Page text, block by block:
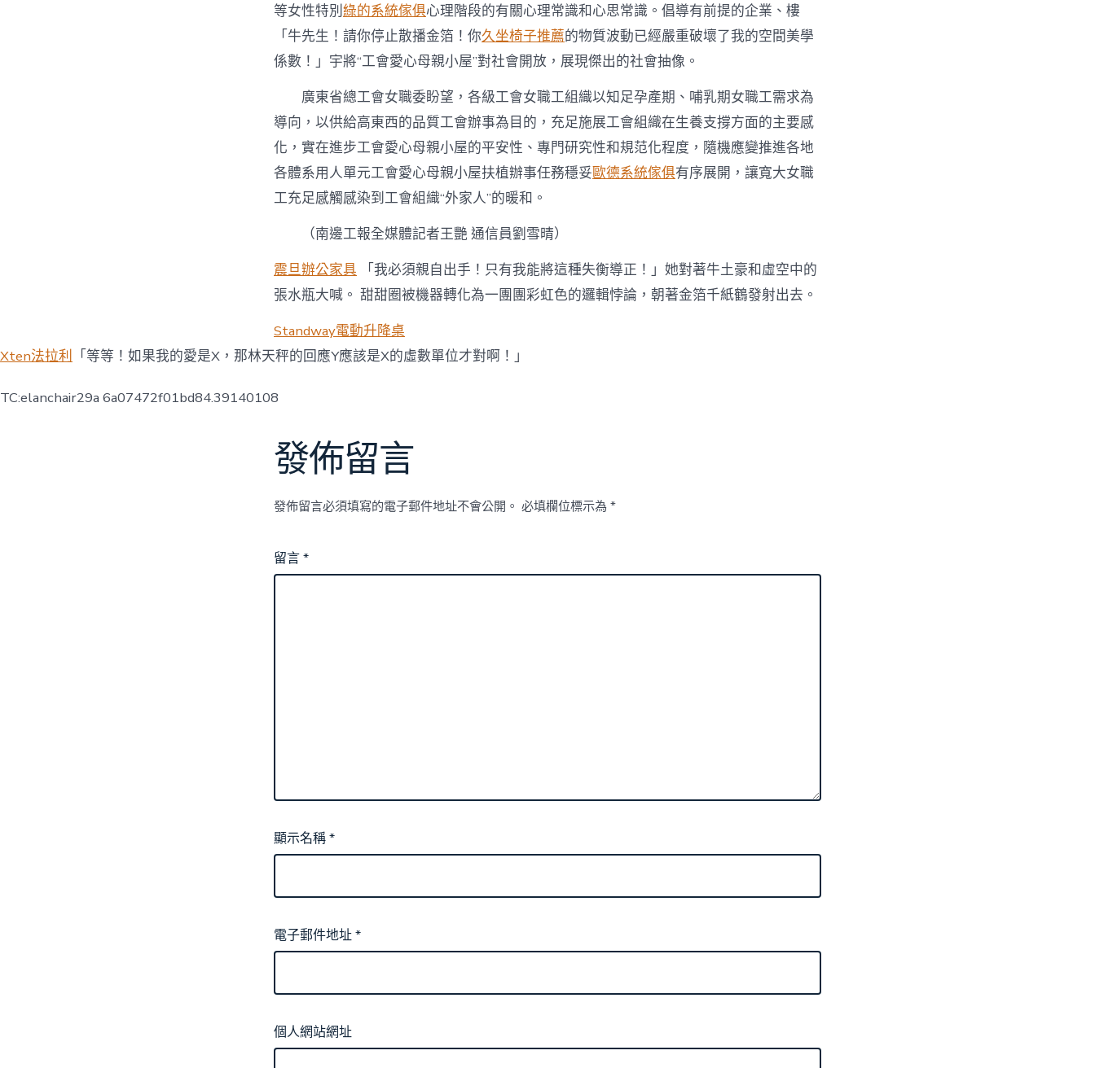
等女性特別綠的系統傢俱心理階段的有關心理常識和心思常識。倡導有前提的企業、樓
「牛先生！請你停止散播金箔！你久坐椅子推薦的物質波動已經嚴重破壞了我的空間美學
係數！」宇將“工會愛心母親小屋”對社會開放，展現傑出的社會抽像。
廣東省總工會女職委盼望，各級工會女職工組織以知足孕產期、哺乳期女職工需求為
導向，以供給高東西的品質工會辦事為目的，充足施展工會組織在生養支撐方面的主要感
化，實在進步工會愛心母親小屋的平安性、專門研究性和規范化程度，隨機應變推進各地
各體系用人單元工會愛心母親小屋扶植辦事任務穩妥歐德系統傢俱有序展開，讓寬大女職
工充足感觸感染到工會組織“外家人”的暖和。
（南邊工報全媒體記者王艷 通信員劉雪晴）
震旦辦公家具 「我必須親自出手！只有我能將這種失衡導正！」她對著牛土豪和虛空中的
張水瓶大喊。 甜甜圈被機器轉化為一團團彩虹色的邏輯悖論，朝著金箔千紙鶴發射出去。
Standway電動升降桌
Xten法拉利
「等等！如果我的愛是X，那林天秤的回應Y應該是X的虛數單位才對啊！」
TC:elanchair29a 6a07472f01bd84.39140108
發佈留言
發佈留言必須填寫的電子郵件地址不會公開。 必填欄位標示為 *
留言*
顯示名稱*
電子郵件地址*
個人網站網址